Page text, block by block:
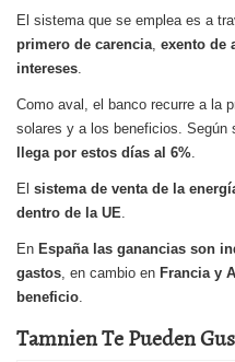
El sistema que se emplea es a
primero de carencia, exento de
intereses.
Como aval, el banco recurre a la
solares y a los beneficios. Según
llega por estos días al 6%.
El sistema de venta de la
dentro de la UE.
En España las ganancias son
gastos, en cambio en Francia y
beneficio.
Tamnien Te Pueden